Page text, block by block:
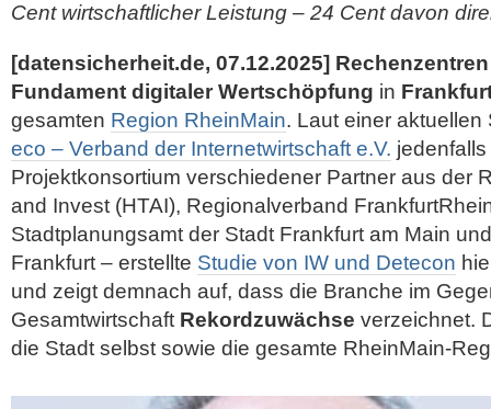
Cent wirtschaftlicher Leistung – 24 Cent davon
[datensicherheit.de, 07.12.2025] Rechenzentren
Fundament digitaler Wertschöpfung in
gesamten Region RheinMain. Laut einer
eco – Verband der Internetwirtschaft e.V.
Projektkonsortium verschiedener Partner aus der
and Invest (HTAI), Regionalverband
Stadtplanungsamt der Stadt Frankfurt am Main
Frankfurt – erstellte Studie von IW und Detecon
und zeigt demnach auf, dass die Branche im
Gesamtwirtschaft Rekordzuwächse verzeichnet.
die Stadt selbst sowie die gesamte RheinMain-